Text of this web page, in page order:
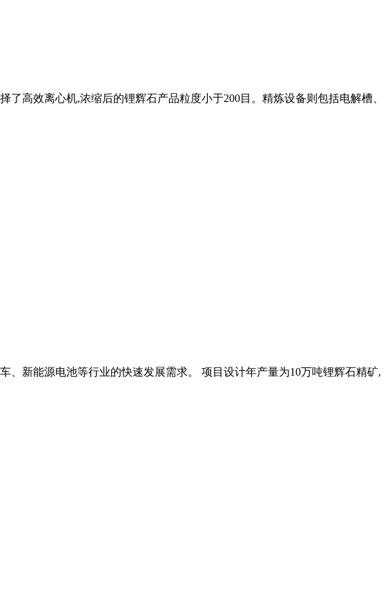
高效离心机,浓缩后的锂辉石产品粒度小于200目。精炼设备则包括电解槽、
新能源电池等行业的快速发展需求。 项目设计年产量为10万吨锂辉石精矿,